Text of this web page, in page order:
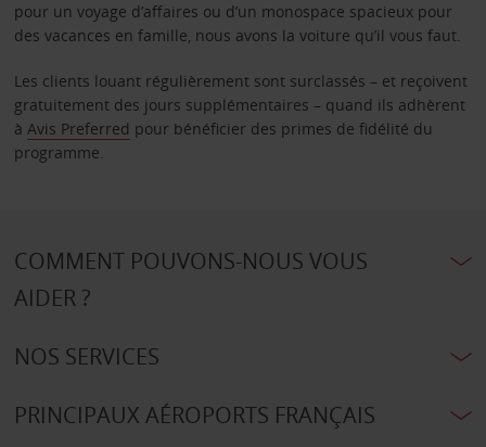
pour un voyage d’affaires ou d’un monospace spacieux pour
des vacances en famille, nous avons la voiture qu’il vous faut.
Les clients louant régulièrement sont surclassés – et reçoivent
gratuitement des jours supplémentaires – quand ils adhèrent
à Avis Preferred pour bénéficier des primes de fidélité du
programme.
COMMENT POUVONS-NOUS VOUS
AIDER ?
NOS SERVICES
PRINCIPAUX AÉROPORTS FRANÇAIS